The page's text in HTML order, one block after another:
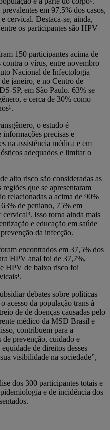
em 97,5% dos casos,
cervical. Destaca-se, ainda,
os participantes são HPV
150 participantes acima de
contra o vírus, entre novembro
Nacional de Infectologia
janeiro, e no Centro de
SP, em São Paulo. 63% se
e cerca de 30% como
o estudo é
precisas e
na assistência médica e em
adequados e limitar o
alto risco são consideradas as
que se apresentaram
relacionadas a acima de 90%
de peniano, 75% em
cervical³. Isso torna ainda mais
e educação em saúde
da infecção.
encontrados em 37,5% dos
HPV anal foi de 37,7%,
HPV de baixo risco foi
debates sobre políticas
acesso da população trans à
de de doenças causadas pelo
médico da MSD Brasil e
contribuem para a
de prevenção, cuidado e
de direitos desses
visibilidade na sociedade”,
dos 300 participantes totais e
e de incidência dos